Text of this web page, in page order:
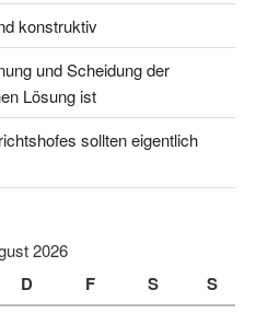
konstruktiv
und Scheidung der
Lösung ist
sollten eigentlich
2026
D F S S